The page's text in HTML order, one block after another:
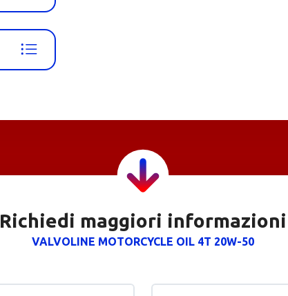
Richiedi maggiori informazioni
VALVOLINE MOTORCYCLE OIL 4T 20W-50